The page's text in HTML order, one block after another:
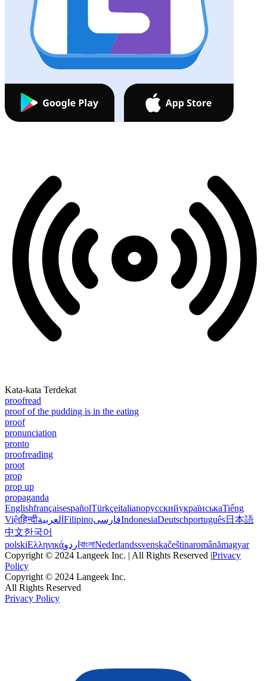
Kata-kata Terdekat
proofread
proof of the pudding is in the eating
proof
pronunciation
pronto
proofreading
proot
prop
prop up
propaganda
EnglishfrançaisespañolTürkçeitalianoрусскийукраїнськаTiếng
Việtहिन्दीالعربية FilipinoفارسیIndonesiaDeutschportuguês日本語
中文한국어
polskiΕλληνικάاردو বাংলাNederlandssvenskačeštinaromânămagyar
Copyright © 2024 Langeek Inc. | All Rights Reserved |Privacy
Policy
Copyright © 2024 Langeek Inc.
All Rights Reserved
Privacy Policy